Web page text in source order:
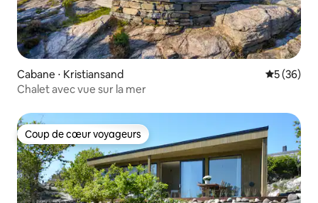
Cabane ⋅ Kristiansand
5 (36)
Chalet avec vue sur la mer
Coup de cœur voyageurs
Coup de cœur voyageurs